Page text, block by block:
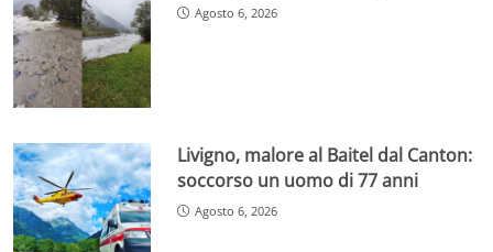
Agosto 6, 2026
Livigno, malore al Baitel dal Canton:
soccorso un uomo di 77 anni
Agosto 6, 2026